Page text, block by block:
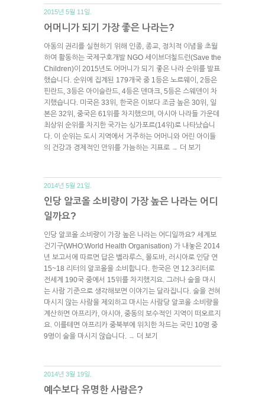
2015년 5월 11일.
어머니가 되기 가장 좋은 나라는?
아동의 권리를 실현하기 위해 인종, 종교, 정치적 이념을 초월
하여 활동하는 국제구호개발 NGO 세이브더칠드런(Save the
Children)이 2015년도 어머니가 되기 좋은 나라 순위를 발표
했습니다. 순위에 집계된 179개국 중 1등은 노르웨이, 2등은
핀란드, 3등은 아이슬란드, 4등은 덴마크, 5등은 스웨덴이 차
지했습니다. 미국은 33위, 한국은 이보다 조금 높은 30위, 일
본은 32위, 중국은 61위를 차지했으며, 아시아 나라들 가운데
최상위 순위를 차지한 국가는 싱가포르(14위)로 나타났습니
다. 이 순위는 도시 지역에서 거주하는 어머니와 어린 아이들
의 건강과 경제적인 안위를 가늠하는 지표로 → 더 보기
2014년 5월 21일.
인당 알코올 소비량이 가장 높은 나라는 어디
일까요?
인당 알코올 소비량이 가장 높은 나라는 어디일까요? 세계보
건기구(WHO:World Health Organisation) 가 내놓은 2014
년 보고서에 따르면 답은 벨라루스, 몰도바, 러시아로 인당 연
15~18 리터의 알코올을 소비합니다. 한국은 연 12.3리터로
전세계 190국 중에서 15위를 차지했지요. 그러나 술을 마시
는 사람 기준으로 생각해보면 이야기는 달라집니다. 술을 전혀
마시지 않는 사람을 제외하고 마시는 사람당 알코올 소비량을
계산하면 아프리카, 아시아, 중동의 보수적인 지역이 떠오르지
요. 이를테면 아프리카 중북부에 위치한 차드는 국민 10명 중
9명이 술을 마시지 않습니다.
→ 더 보기
2014년 3월 19일.
예수보다 유명한 사람은?